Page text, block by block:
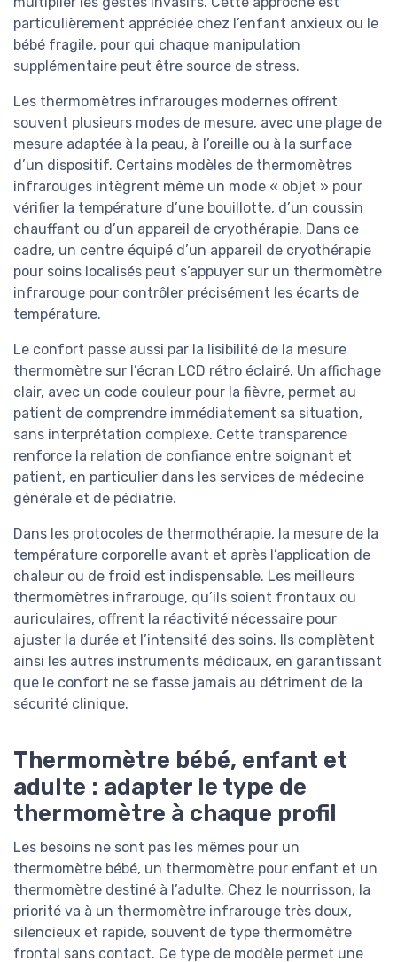
particulièrement appréciée chez l’enfant anxieux ou le
bébé fragile, pour qui chaque manipulation
supplémentaire peut être source de stress.
Les thermomètres infrarouges modernes offrent
souvent plusieurs modes de mesure, avec une plage de
mesure adaptée à la peau, à l’oreille ou à la surface
d’un dispositif. Certains modèles de thermomètres
infrarouges intègrent même un mode « objet » pour
vérifier la température d’une bouillotte, d’un coussin
chauffant ou d’un appareil de cryothérapie. Dans ce
cadre, un centre équipé d’un appareil de cryothérapie
pour soins localisés peut s’appuyer sur un thermomètre
infrarouge pour contrôler précisément les écarts de
température.
Le confort passe aussi par la lisibilité de la mesure
thermomètre sur l’écran LCD rétro éclairé. Un affichage
clair, avec un code couleur pour la fièvre, permet au
patient de comprendre immédiatement sa situation,
sans interprétation complexe. Cette transparence
renforce la relation de confiance entre soignant et
patient, en particulier dans les services de médecine
générale et de pédiatrie.
Dans les protocoles de thermothérapie, la mesure de la
température corporelle avant et après l’application de
chaleur ou de froid est indispensable. Les meilleurs
thermomètres infrarouge, qu’ils soient frontaux ou
auriculaires, offrent la réactivité nécessaire pour
ajuster la durée et l’intensité des soins. Ils complètent
ainsi les autres instruments médicaux, en garantissant
que le confort ne se fasse jamais au détriment de la
sécurité clinique.
Thermomètre bébé, enfant et
adulte : adapter le type de
thermomètre à chaque profil
Les besoins ne sont pas les mêmes pour un
thermomètre bébé, un thermomètre pour enfant et un
thermomètre destiné à l’adulte. Chez le nourrisson, la
priorité va à un thermomètre infrarouge très doux,
silencieux et rapide, souvent de type thermomètre
frontal sans contact. Ce type de modèle permet une